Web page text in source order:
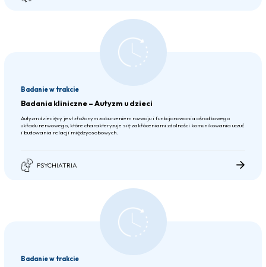
Badanie w trakcie
Badania kliniczne – Autyzm u dzieci
Autyzm dziecięcy jest złożonym zaburzeniem rozwoju i funkcjonowania ośrodkowego
układu nerwowego, które charakteryzuje się zakłóceniami zdolności komunikowania uczuć
i budowania relacji międzyosobowych.
PSYCHIATRIA
Badanie w trakcie